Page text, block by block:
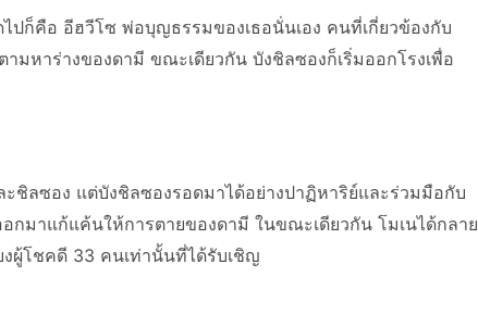
ก็คือ อีฮวีโซ พ่อบุญธรรมของเธอนั่นเอง คนที่เกี่ยวข้องกับ
มหาร่างของดามี ขณะเดียวกัน บังชิลซองก็เริ่มออกโรงเพื่อ
ลซอง แต่บังชิลซองรอดมาได้อย่างปาฏิหาริย์และร่วมมือกับ
กมาแก้แค้นให้การตายของดามี ในขณะเดียวกัน โมเนได้กลาย
งผู้โชคดี 33 คนเท่านั้นที่ได้รับเชิญ